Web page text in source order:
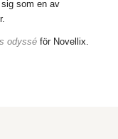
som en av
odyssé för Novellix.